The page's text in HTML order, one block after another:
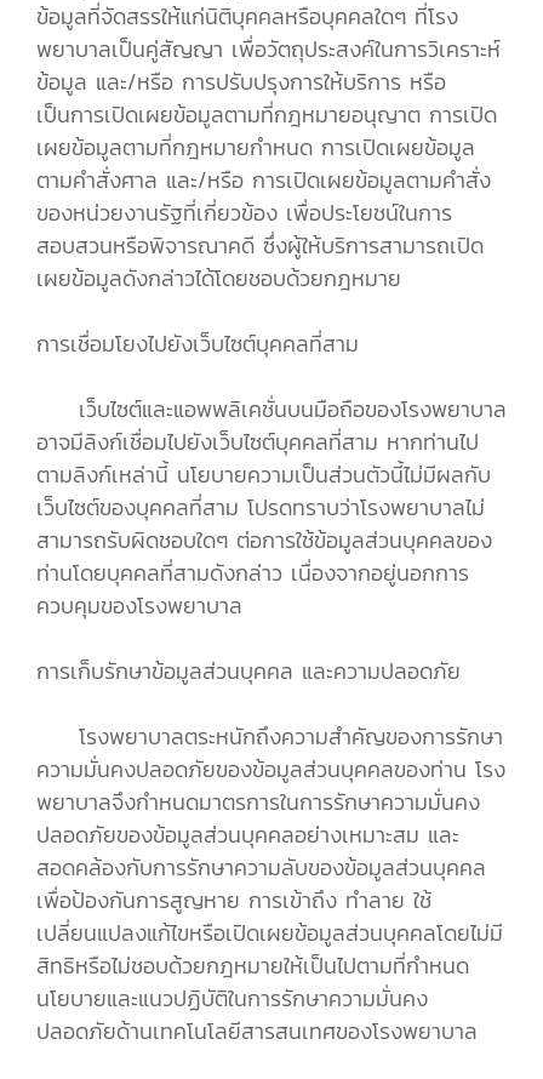
ข้อมูลที่จัดสรรให้แก่นิติบุคคลหรือบุคคลใดๆ ที่โรง
พยาบาลเป็นคู่สัญญา เพื่อวัตถุประสงค์ในการวิเคราะห์
ข้อมูล และ/หรือ การปรับปรุงการให้บริการ หรือ
เป็นการเปิดเผยข้อมูลตามที่กฎหมายอนุญาต การเปิด
เผยข้อมูลตามที่กฎหมายกำหนด การเปิดเผยข้อมูล
ตามคำสั่งศาล และ/หรือ การเปิดเผยข้อมูลตามคำสั่ง
ของหน่วยงานรัฐที่เกี่ยวข้อง เพื่อประโยชน์ในการ
สอบสวนหรือพิจารณาคดี ซึ่งผู้ให้บริการสามารถเปิด
เผยข้อมูลดังกล่าวได้โดยชอบด้วยกฎหมาย
การเชื่อมโยงไปยังเว็บไซต์บุคคลที่สาม
เว็บไซต์และแอพพลิเคชั่นบนมือถือของโรงพยาบาล
อาจมีลิงก์เชื่อมไปยังเว็บไซต์บุคคลที่สาม หากท่านไป
ตามลิงก์เหล่านี้ นโยบายความเป็นส่วนตัวนี้ไม่มีผลกับ
เว็บไซต์ของบุคคลที่สาม โปรดทราบว่าโรงพยาบาลไม่
สามารถรับผิดชอบใดๆ ต่อการใช้ข้อมูลส่วนบุคคลของ
ท่านโดยบุคคลที่สามดังกล่าว เนื่องจากอยู่นอกการ
ควบคุมของโรงพยาบาล
การเก็บรักษาข้อมูลส่วนบุคคล และความปลอดภัย
โรงพยาบาลตระหนักถึงความสำคัญของการรักษา
ความมั่นคงปลอดภัยของข้อมูลส่วนบุคคลของท่าน โรง
พยาบาลจึงกำหนดมาตรการในการรักษาความมั่นคง
ปลอดภัยของข้อมูลส่วนบุคคลอย่างเหมาะสม และ
สอดคล้องกับการรักษาความลับของข้อมูลส่วนบุคคล
เพื่อป้องกันการสูญหาย การเข้าถึง ทำลาย ใช้
เปลี่ยนแปลงแก้ไขหรือเปิดเผยข้อมูลส่วนบุคคลโดยไม่มี
สิทธิหรือไม่ชอบด้วยกฎหมายให้เป็นไปตามที่กำหนด
นโยบายและแนวปฏิบัติในการรักษาความมั่นคง
ปลอดภัยด้านเทคโนโลยีสารสนเทศของโรงพยาบาล